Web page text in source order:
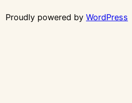
Proudly powered by WordPress